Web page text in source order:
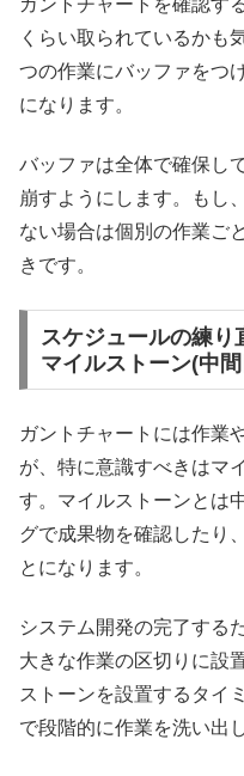
ガントチャートを確認す
くらい取られているかも
つの作業にバッファをつ
になります。
バッファは全体で確保し
崩すようにします。もし
ない場合は個別の作業ご
きです。
スケジュールの練り
マイルストーン(中
ガントチャートには作業
が、特に意識すべきはマ
す。マイルストーンとは
グで成果物を確認したり
とになります。
システム開発の完了する
大きな作業の区切りに設
ストーンを設置するタイ
で段階的に作業を洗い出